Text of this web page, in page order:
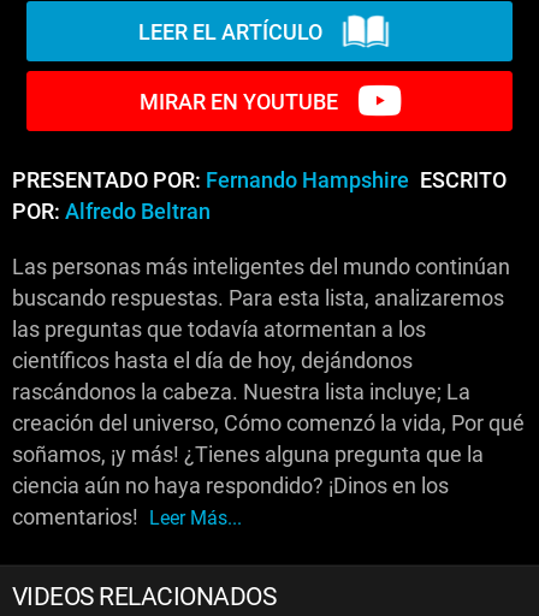
LEER EL ARTÍCULO
MIRAR EN YOUTUBE
PRESENTADO POR: Fernando Hampshire
ESCRITO
POR: Alfredo Beltran
Las personas más inteligentes del mundo continúan
buscando respuestas. Para esta lista, analizaremos
las preguntas que todavía atormentan a los
científicos hasta el día de hoy, dejándonos
rascándonos la cabeza. Nuestra lista incluye; La
creación del universo, Cómo comenzó la vida, Por qué
soñamos, ¡y más! ¿Tienes alguna pregunta que la
ciencia aún no haya respondido? ¡Dinos en los
comentarios! Leer Más...
VIDEOS RELACIONADOS